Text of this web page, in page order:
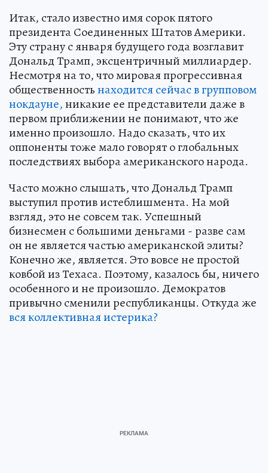
Итак, стало известно имя сорок пятого
президента Соединенных Штатов Америки.
Эту страну с января будущего года возглавит
Дональд Трамп, эксцентричный миллиардер.
Несмотря на то, что мировая прогрессивная
общественностьнаходится сейчас в групповом
нокдауне,никакие ее представители даже в
первом приближении не понимают, что же
именно произошло. Надо сказать, что их
оппоненты тоже мало говорят о глобальных
последствиях выбора американского народа.
Часто можно слышать, что Дональд Трамп
выступил против истеблишмента. На мой
взгляд, это не совсем так. Успешный
бизнесмен с большими деньгами - разве сам
он не является частью американской элиты?
Конечно же, является. Это вовсе не простой
ковбой из Техаса. Поэтому, казалось бы, ничего
особенного и не произошло. Демократов
привычно сменили республиканцы. Откуда же
вся коллективная истерика?